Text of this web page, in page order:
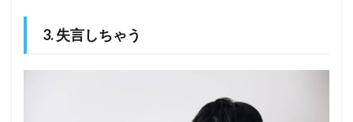
3. 失言しちゃう